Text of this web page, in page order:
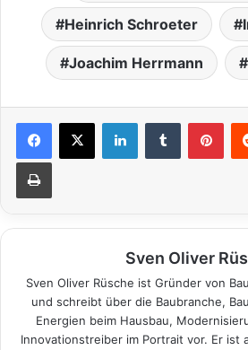
Heinrich Schroeter
Joachim Herrmann
Sven Oliver
Sven Oliver Rüsche ist Gründer von
und schreibt über die Baubranche,
Energien beim Hausbau,
Innovationstreiber im Portrait vor. Er ist